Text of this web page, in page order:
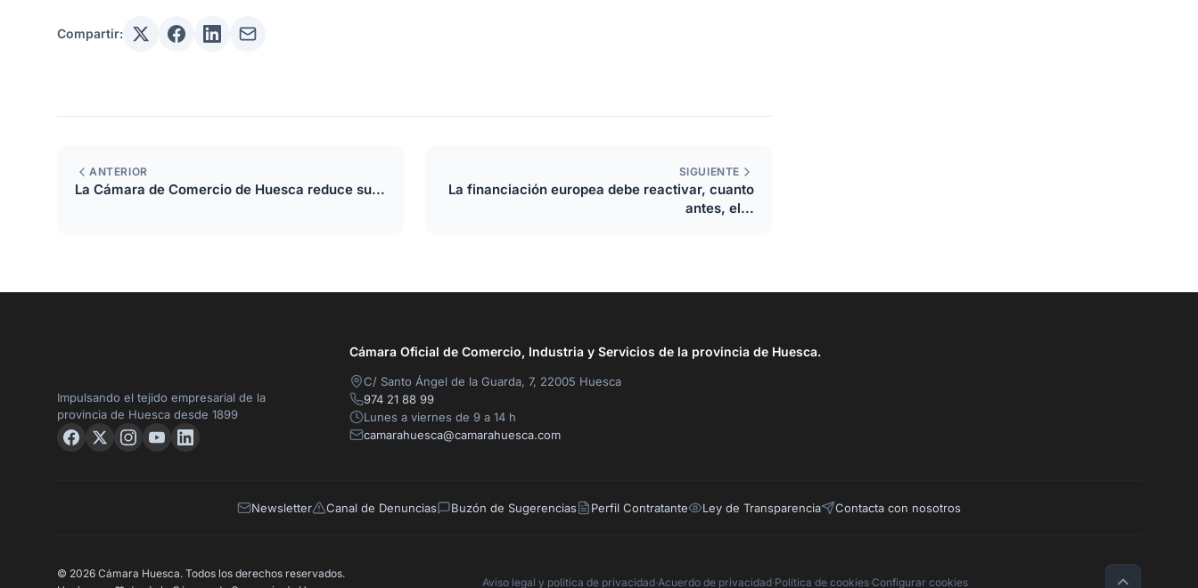
Compartir:
ANTERIOR
La Cámara de Comercio de Huesca reduce su...
SIGUIENTE
La financiación europea debe reactivar, cuanto
antes, el...
Impulsando el tejido empresarial de la
provincia de Huesca desde 1899
Cámara Oficial de Comercio, Industria y Servicios de la provincia de Huesca.
C/ Santo Ángel de la Guarda, 7, 22005 Huesca
974 21 88 99
Lunes a viernes de 9 a 14 h
camarahuesca@camarahuesca.com
Newsletter Canal de Denuncias Buzón de Sugerencias Perfil Contratante Ley de Transparencia Contacta con nosotros
© 2026 Cámara Huesca. Todos los derechos reservados.
Aviso legal y política de privacidad·Acuerdo de privacidad·Política de cookies·Configurar cookies